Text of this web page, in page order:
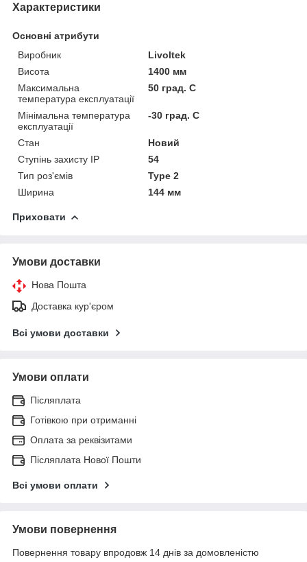
Характеристики
Основні атрибути
Виробник
Livoltek
Висота
1400 мм
Максимальна
температура експлуатації
50 град. C
Мінімальна температура
експлуатації
-30 град. C
Стан
Новий
Ступінь захисту IP
54
Тип роз'ємів
Type 2
Ширина
144 мм
Приховати
Умови доставки
Нова Пошта
Доставка кур'єром
Всі умови доставки
Умови оплати
Післяплата
Готівкою при отриманні
Оплата за реквізитами
Післяплата Нової Пошти
Всі умови оплати
Умови повернення
Повернення товару впродовж 14 днів за домовленістю